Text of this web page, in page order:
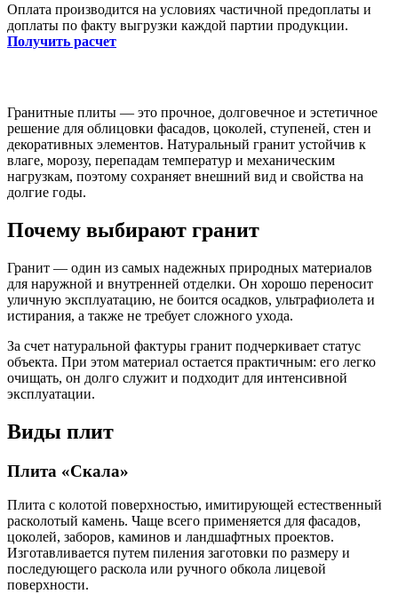
Оплата производится на условиях частичной предоплаты и
доплаты по факту выгрузки каждой партии продукции.
Получить расчет
Гранитные плиты — это прочное, долговечное и эстетичное
решение для облицовки фасадов, цоколей, ступеней, стен и
декоративных элементов. Натуральный гранит устойчив к
влаге, морозу, перепадам температур и механическим
нагрузкам, поэтому сохраняет внешний вид и свойства на
долгие годы.
Почему выбирают гранит
Гранит — один из самых надежных природных материалов
для наружной и внутренней отделки. Он хорошо переносит
уличную эксплуатацию, не боится осадков, ультрафиолета и
истирания, а также не требует сложного ухода.
За счет натуральной фактуры гранит подчеркивает статус
объекта. При этом материал остается практичным: его легко
очищать, он долго служит и подходит для интенсивной
эксплуатации.
Виды плит
Плита «Скала»
Плита с колотой поверхностью, имитирующей естественный
расколотый камень. Чаще всего применяется для фасадов,
цоколей, заборов, каминов и ландшафтных проектов.
Изготавливается путем пиления заготовки по размеру и
последующего раскола или ручного обкола лицевой
поверхности.